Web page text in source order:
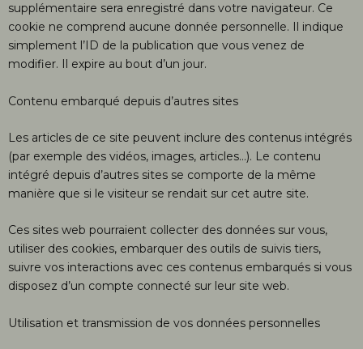
supplémentaire sera enregistré dans votre navigateur. Ce
cookie ne comprend aucune donnée personnelle. Il indique
simplement l’ID de la publication que vous venez de
modifier. Il expire au bout d’un jour.
Contenu embarqué depuis d’autres sites
Les articles de ce site peuvent inclure des contenus intégrés
(par exemple des vidéos, images, articles…). Le contenu
intégré depuis d’autres sites se comporte de la même
manière que si le visiteur se rendait sur cet autre site.
Ces sites web pourraient collecter des données sur vous,
utiliser des cookies, embarquer des outils de suivis tiers,
suivre vos interactions avec ces contenus embarqués si vous
disposez d’un compte connecté sur leur site web.
Utilisation et transmission de vos données personnelles